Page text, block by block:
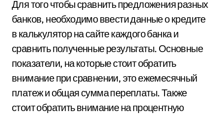
Для того чтобы сравнить предложения разных
банков, необходимо ввести данные о кредите
в калькулятор на сайте каждого банка и
сравнить полученные результаты. Основные
показатели, на которые стоит обратить
внимание при сравнении, это ежемесячный
платеж и общая сумма переплаты. Также
стоит обратить внимание на процентную